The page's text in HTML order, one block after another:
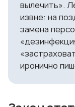
вылечить».
извне: на
замена
иронично